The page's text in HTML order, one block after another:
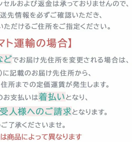
close
日＋3営業日以降発送）
必
須
)
表書きの選択・内のし対応）